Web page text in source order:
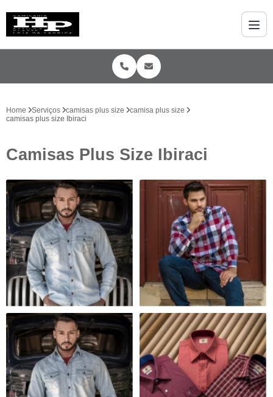
Home Serviços camisas plus size
camisa plus size
camisas plus size Ibiraci
Camisas Plus Size Ibiraci